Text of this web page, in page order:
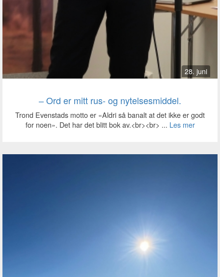
28. juni
‒ Ord er mitt rus- og nytelsesmiddel.
Trond Evenstads motto er «Aldri så banalt at det ikke er godt
for noen». Det har det blitt bok av.<br><br> ... Les mer